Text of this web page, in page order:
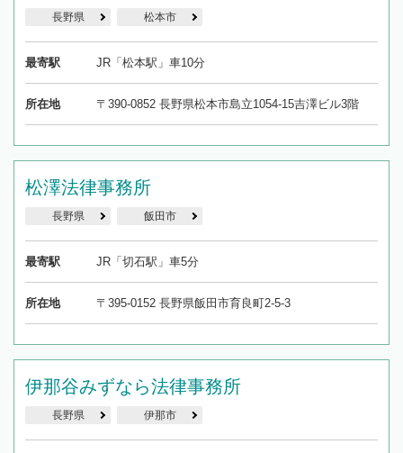
長野県 松本市
最寄駅 JR「松本駅」車10分
所在地 〒390-0852 長野県松本市島立1054-15吉澤ビル3階
松澤法律事務所
長野県 飯田市
最寄駅 JR「切石駅」車5分
所在地 〒395-0152 長野県飯田市育良町2-5-3
伊那谷みずなら法律事務所
長野県 伊那市